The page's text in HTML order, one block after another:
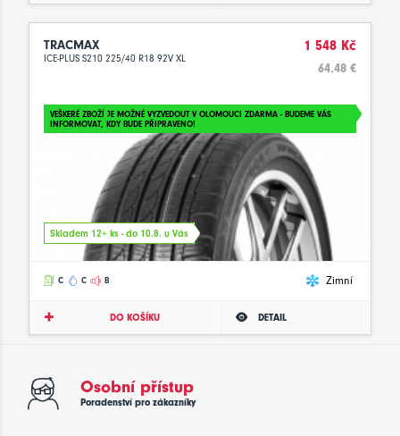
TRACMAX
ICE-PLUS S210 225/40 R18 92V XL
1 548 Kč
64.48 €
VEŠKERÉ ZBOŽÍ JE MOŽNÉ VYZVEDOUT V OLOMOUCI ZDARMA - BUDEME VÁS
INFORMOVAT, KDY BUDE PŘIPRAVENO!
Skladem 12+ ks - do 10.8. u Vás
C C B Zimní
DO KOŠÍKU DETAIL
Osobní přístup
Poradenství pro zákazníky